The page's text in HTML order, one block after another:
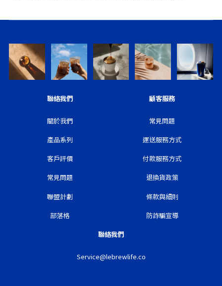
聯絡我們
關於我們
產品系列
客戶評價
常見問題
聯盟計劃
部落格
顧客服務
常見問題
運送服務方式
付款服務方式
退換貨政策
條款與細則
防詐騙宣導
聯絡我們
Service@lebrewlife.co